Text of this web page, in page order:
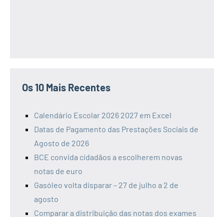
Os 10 Mais Recentes
Calendário Escolar 2026 2027 em Excel
Datas de Pagamento das Prestações Sociais de
Agosto de 2026
BCE convida cidadãos a escolherem novas
notas de euro
Gasóleo volta disparar – 27 de julho a 2 de
agosto
Comparar a distribuição das notas dos exames